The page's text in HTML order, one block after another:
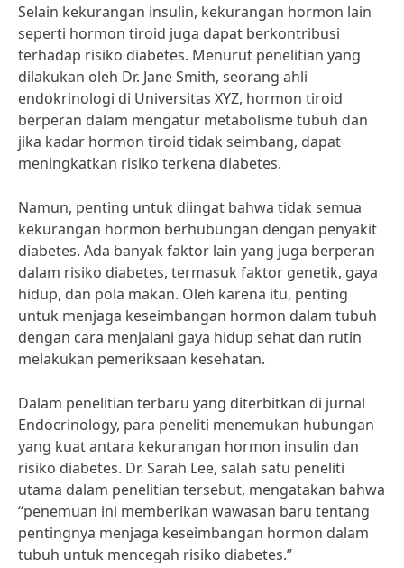
Selain kekurangan insulin, kekurangan hormon lain
seperti hormon tiroid juga dapat berkontribusi
terhadap risiko diabetes. Menurut penelitian yang
dilakukan oleh Dr. Jane Smith, seorang ahli
endokrinologi di Universitas XYZ, hormon tiroid
berperan dalam mengatur metabolisme tubuh dan
jika kadar hormon tiroid tidak seimbang, dapat
meningkatkan risiko terkena diabetes.
Namun, penting untuk diingat bahwa tidak semua
kekurangan hormon berhubungan dengan penyakit
diabetes. Ada banyak faktor lain yang juga berperan
dalam risiko diabetes, termasuk faktor genetik, gaya
hidup, dan pola makan. Oleh karena itu, penting
untuk menjaga keseimbangan hormon dalam tubuh
dengan cara menjalani gaya hidup sehat dan rutin
melakukan pemeriksaan kesehatan.
Dalam penelitian terbaru yang diterbitkan di jurnal
Endocrinology, para peneliti menemukan hubungan
yang kuat antara kekurangan hormon insulin dan
risiko diabetes. Dr. Sarah Lee, salah satu peneliti
utama dalam penelitian tersebut, mengatakan bahwa
“penemuan ini memberikan wawasan baru tentang
pentingnya menjaga keseimbangan hormon dalam
tubuh untuk mencegah risiko diabetes.”